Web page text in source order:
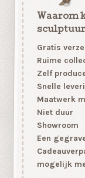
Waarom
Gratis
Ruime
Zelf
Snelle
Maatwerk
Niet duur
Showroom
Een
mogelijk